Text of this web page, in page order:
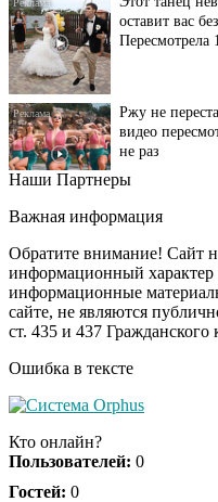
Пересмотрела
не раз
будете
Ролик длится
секунд, но вы
шоке от
Наши Партнеры
Важная информация
Обратите внимание! Сайт
информационный
информационные
сайте, не являются
ст. 435 и 437 Гражданского
Ошибка в тексте
Кто онлайн?
Пользователей: 0
Гостей: 0